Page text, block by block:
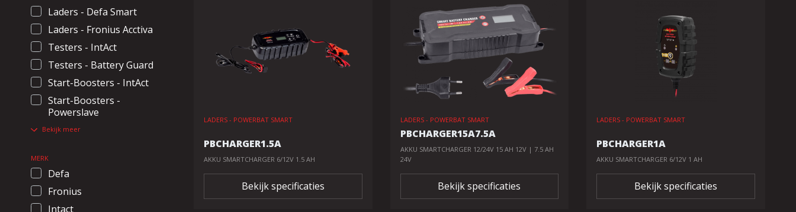
Laders - Defa Smart
Laders - Fronius Acctiva
Testers - IntAct
Testers - Battery Guard
Start-Boosters - IntAct
Start-Boosters -
Powerslave
Bekijk meer
MERK
Defa
Fronius
Intact
LADERS - POWERBAT SMART
PBCHARGER1.5A
AKKU SMARTCHARGER 6/12V 1.5 AH
Bekijk specificaties
LADERS - POWERBAT SMART
PBCHARGER15A7.5A
AKKU SMARTCHARGER 12/24V 15 AH 12V | 7.5 AH
24V
Bekijk specificaties
LADERS - POWERBAT SMART
PBCHARGER1A
AKKU SMARTCHARGER 6/12V 1 AH
Bekijk specificaties